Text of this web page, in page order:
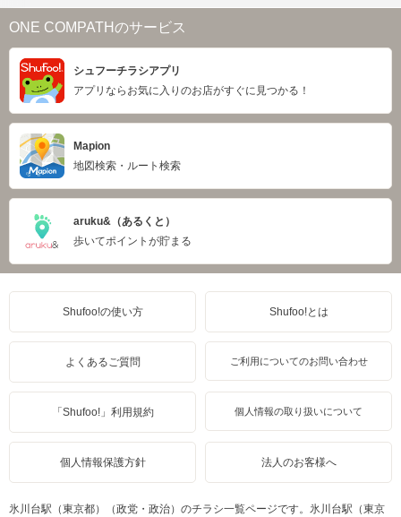
ONE COMPATHのサービス
シュフーチラシアプリ
アプリならお気に入りのお店がすぐに見つかる！
Mapion
地図検索・ルート検索
aruku&（あるくと）
歩いてポイントが貯まる
Shufoo!の使い方 Shufoo!とは
よくあるご質問 ご利用についてのお問い合わせ
「Shufoo!」利用規約 個人情報の取り扱いについて
個人情報保護方針 法人のお客様へ
氷川台駅（東京都）（政党・政治）のチラシ一覧ページです。氷川台駅（東京